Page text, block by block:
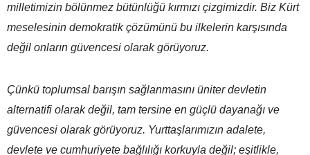
milletimizin bölünmez bütünlüğü kırmızı çizgimizdir. Biz Kürt
meselesinin demokratik çözümünü bu ilkelerin karşısında
değil onların güvencesi olarak görüyoruz.
Çünkü toplumsal barışın sağlanmasını üniter devletin
alternatifi olarak değil, tam tersine en güçlü dayanağı ve
güvencesi olarak görüyoruz. Yurttaşlarımızın adalete,
devlete ve cumhuriyete bağlılığı korkuyla değil; eşitlikle,